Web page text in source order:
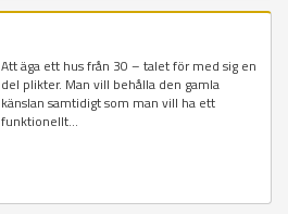
Att äga ett hus från 30 – talet för med sig en
del plikter. Man vill behålla den gamla
känslan samtidigt som man vill ha ett
funktionellt...